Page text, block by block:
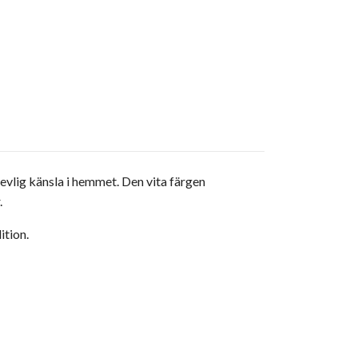
känsla i hemmet. Den vita färgen